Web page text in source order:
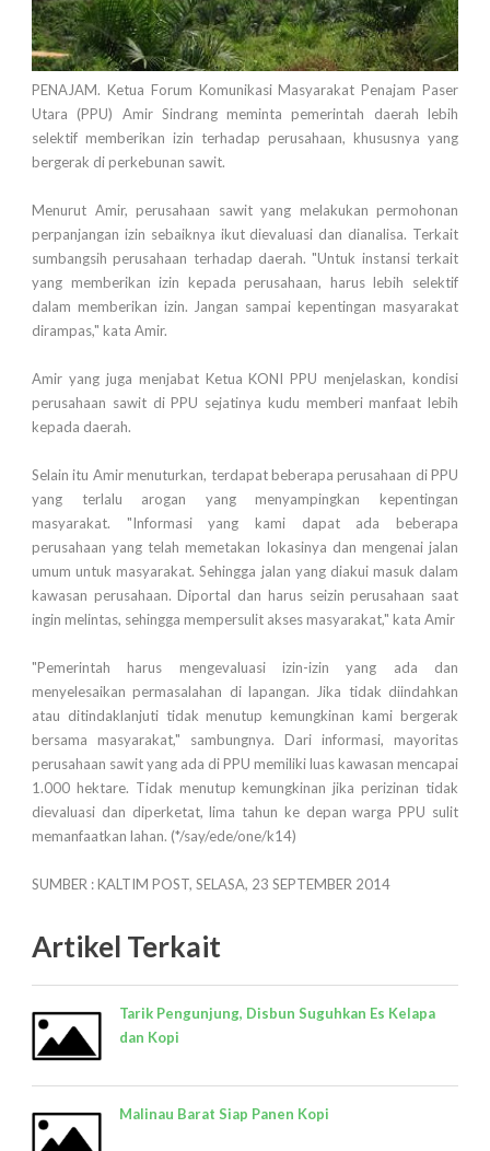
PENAJAM. Ketua Forum Komunikasi Masyarakat Penajam Paser
Utara (PPU) Amir Sindrang meminta pemerintah daerah lebih
selektif memberikan izin terhadap perusahaan, khususnya yang
bergerak di perkebunan sawit.
Menurut Amir, perusahaan sawit yang melakukan permohonan
perpanjangan izin sebaiknya ikut dievaluasi dan dianalisa. Terkait
sumbangsih perusahaan terhadap daerah. "Untuk instansi terkait
yang memberikan izin kepada perusahaan, harus lebih selektif
dalam memberikan izin. Jangan sampai kepentingan masyarakat
dirampas," kata Amir.
Amir yang juga menjabat Ketua KONI PPU menjelaskan, kondisi
perusahaan sawit di PPU sejatinya kudu memberi manfaat lebih
kepada daerah.
Selain itu Amir menuturkan, terdapat beberapa perusahaan di PPU
yang terlalu arogan yang menyampingkan kepentingan
masyarakat. "Informasi yang kami dapat ada beberapa
perusahaan yang telah memetakan lokasinya dan mengenai jalan
umum untuk masyarakat. Sehingga jalan yang diakui masuk dalam
kawasan perusahaan. Diportal dan harus seizin perusahaan saat
ingin melintas, sehingga mempersulit akses masyarakat," kata Amir
"Pemerintah harus mengevaluasi izin-izin yang ada dan
menyelesaikan permasalahan di lapangan. Jika tidak diindahkan
atau ditindaklanjuti tidak menutup kemungkinan kami bergerak
bersama masyarakat," sambungnya. Dari informasi, mayoritas
perusahaan sawit yang ada di PPU memiliki luas kawasan mencapai
1.000 hektare. Tidak menutup kemungkinan jika perizinan tidak
dievaluasi dan diperketat, lima tahun ke depan warga PPU sulit
memanfaatkan lahan. (*/say/ede/one/k14)
SUMBER : KALTIM POST, SELASA, 23 SEPTEMBER 2014
Artikel Terkait
Tarik Pengunjung, Disbun Suguhkan Es Kelapa
dan Kopi
Malinau Barat Siap Panen Kopi